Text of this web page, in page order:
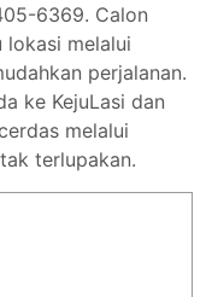
6369. Calon
lokasi melalui
perjalanan.
ke KejuLasi dan
melalui
terlupakan.